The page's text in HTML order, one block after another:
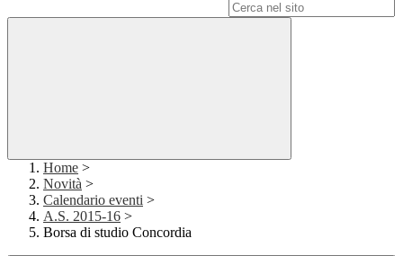
Home >
Novità >
Calendario eventi >
A.S. 2015-16 >
Borsa di studio Concordia